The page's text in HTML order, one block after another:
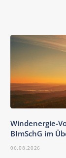
Windenergie-
BImSchG im
06.08.2026